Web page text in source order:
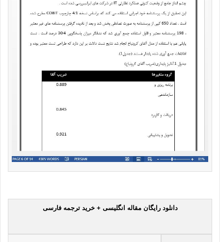
دانلود رایگان مقاله انگلیسی + خرید ترجمه فارسی